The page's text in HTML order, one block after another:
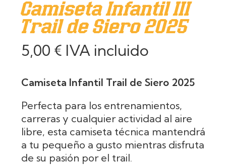
Camiseta Infantil III
Trail de Siero 2025
5,00 € IVA incluido
Camiseta Infantil Trail de Siero 2025
Perfecta para los entrenamientos,
carreras y cualquier actividad al aire
libre, esta camiseta técnica mantendrá
a tu pequeño a gusto mientras disfruta
de su pasión por el trail.